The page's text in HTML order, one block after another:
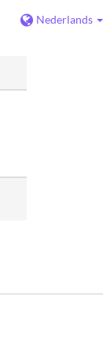
Nederlands